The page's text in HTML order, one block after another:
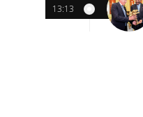
13:13